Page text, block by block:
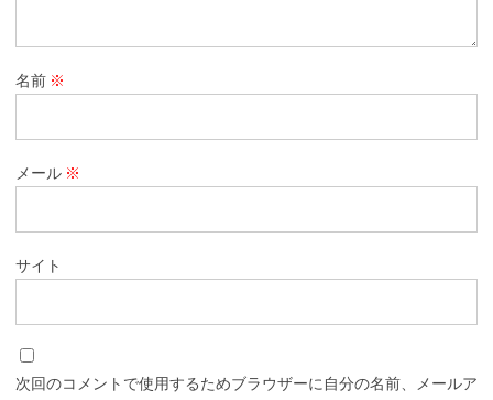
名前 ※
メール ※
サイト
次回のコメントで使用するためブラウザーに自分の名前、メールア